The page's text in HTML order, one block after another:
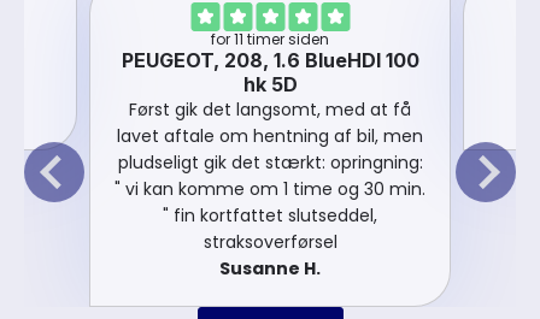
for 11 timer siden
PEUGEOT, 208, 1.6 BlueHDI 100
hk 5D
Først gik det langsomt, med at få
lavet aftale om hentning af bil, men
pludseligt gik det stærkt: opringning:
" vi kan komme om 1 time og 30 min.
" fin kortfattet slutseddel,
straksoverførsel
Susanne H.